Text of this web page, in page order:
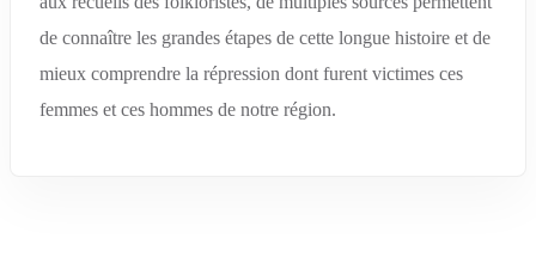
de connaître les grandes étapes de cette longue histoire et de
mieux comprendre la répression dont furent victimes ces
femmes et ces hommes de notre région.